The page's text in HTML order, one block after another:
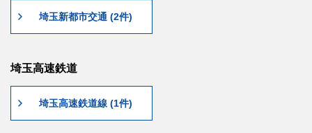
埼玉新都市交通 (2件)
埼玉高速鉄道
埼玉高速鉄道線 (1件)